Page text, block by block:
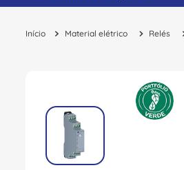
Material elétrico Relés